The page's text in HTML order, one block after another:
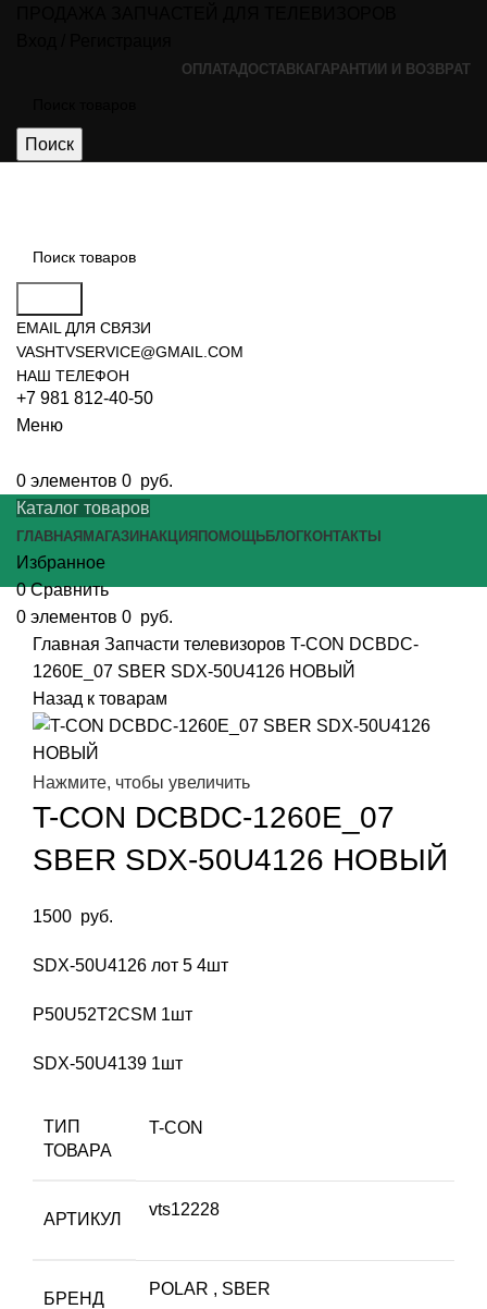
ОПЛАТАДОСТАВКА ГАРАНТИИ И ВОЗВРАТ
Поиск
EMAIL ДЛЯ СВЯЗИ
VASHTVSERVICE@GMAIL.COM
НАШ ТЕЛЕФОН
+7 981 812-40-50
Меню
0 элементов 0 руб.
Каталог товаров
ГЛАВНАЯ МАГАЗИНАКЦИЯ ПОМОЩЬ БЛОГ КОНТАКТЫ
Избранное
0 Сравнить
0 элементов 0 руб.
Главная Запчасти телевизоров T-CON DCBDC-
1260E_07 SBER SDX-50U4126 НОВЫЙ
Назад к товарам
Нажмите, чтобы увеличить
T-CON DCBDC-1260E_07
SBER SDX-50U4126 НОВЫЙ
1500 руб.
SDX-50U4126 лот 5 4шт
P50U52T2CSM 1шт
SDX-50U4139 1шт
ТИП
ТОВАРА
T-CON
АРТИКУЛ
vts12228
БРЕНД
POLAR , SBER